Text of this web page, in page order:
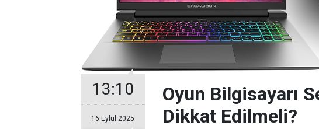
13:10
16 Eylül 2025
Oyun Bilgisayarı
Dikkat Edilmeli?